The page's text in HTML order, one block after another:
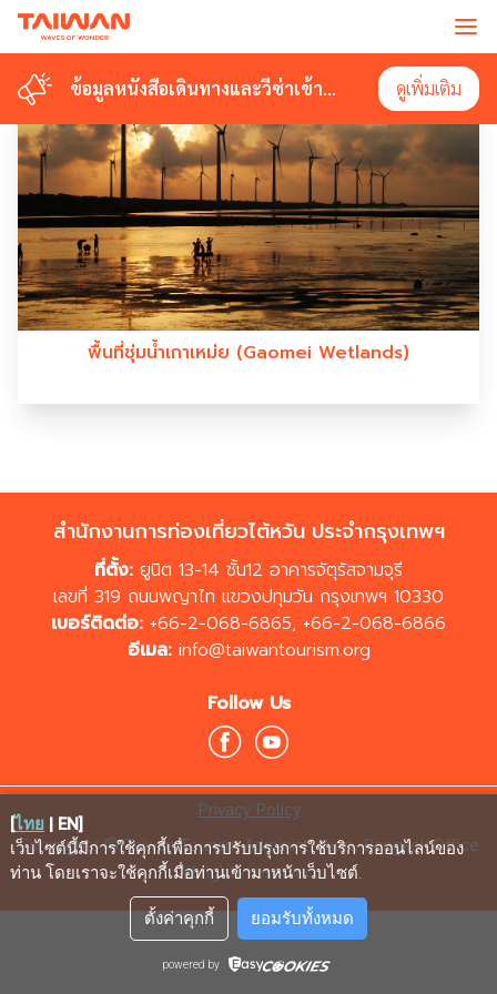
ข้อมูลหนังสือเดินทางและวีซ่าเข้า
ดูเพิ่มเติม
ข้อมูลหนังสือเดินทางและวีซ่าเข้า
ดูเพิ่มเติม
#GAOMEIWETLANDS
พื้นที่ชุ่มน้ำเกาเหม่ย (Gaomei Wetlands)
สำนักงานการท่องเที่ยวไต้หวัน ประจำกรุงเทพฯ
ที่ตั้ง: ยูนิต 13-14 ชั้น12 อาคารจัตุรัสจามจุรี
เลขที่ 319 ถนนพญาไท แขวงปทุมวัน กรุงเทพฯ 10330
เบอร์ติดต่อ: +66-2-068-6865, +66-2-068-6866
อีเมล: info@taiwantourism.org
Follow Us
Privacy Policy
Copyrights © Taiwan Tourism Administration, Bangkok Office
All rights reserved.
[ไทย | EN]
เว็บไซต์นี้มีการใช้คุกกี้เพื่อการปรับปรุงการใช้บริการออนไลน์ของ
ท่าน โดยเราจะใช้คุกกี้เมื่อท่านเข้ามาหน้าเว็บไซต์.
ตั้งค่าคุกกี้ ยอมรับทั้งหมด
powered by